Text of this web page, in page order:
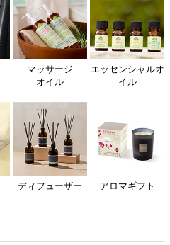
マッサージ
オイル
エッセンシャルオ
イル
ディフューザー アロマギフト